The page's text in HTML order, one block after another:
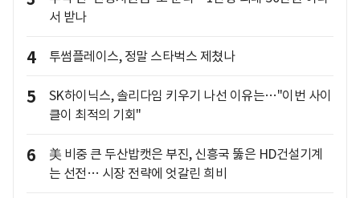
서 받나
4 투썸플레이스, 정말 스타벅스 제쳤나
5
SK하이닉스, 솔리다임 키우기 나선 이유는…"이번 사이
클이 최적의 기회"
6
美 비중 큰 두산밥캣은 부진, 신흥국 뚫은 HD건설기계
는 선전… 시장 전략에 엇갈린 희비